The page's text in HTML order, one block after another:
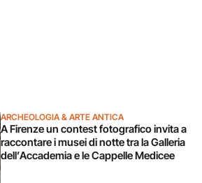
ARCHEOLOGIA & ARTE ANTICA
A Firenze un contest fotografico invita a
raccontare i musei di notte tra la Galleria
dell’Accademia e le Cappelle Medicee